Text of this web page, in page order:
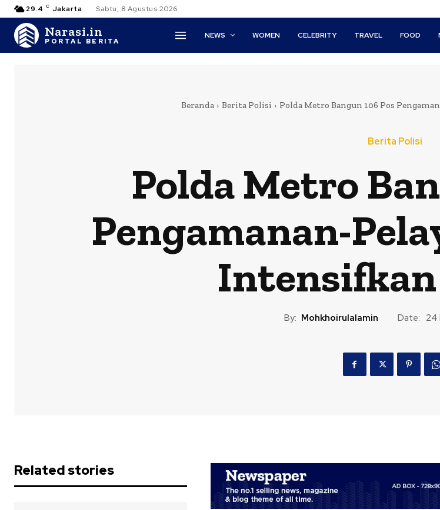
29.4 C Jakarta Sabtu, 8 Agustus 2026
Narasi.in
PORTAL BERITA
NEWS WOMEN CELEBRITY TRAVEL FOOD
Beranda Berita Polisi Polda Metro Bangun 106 Pos
Berita Polisi
Polda Metro
Pengamanan-
By: Mohkhoirulalamin Date: 24
Related stories